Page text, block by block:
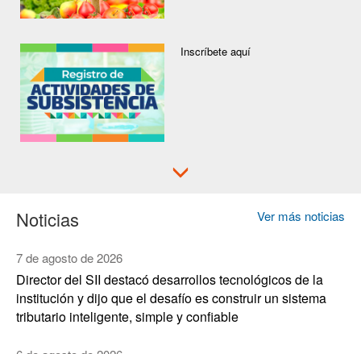
Inscríbete aquí
Noticias Ver más noticias
7 de agosto de 2026
Director del SII destacó desarrollos tecnológicos de la
institución y dijo que el desafío es construir un sistema
tributario inteligente, simple y confiable